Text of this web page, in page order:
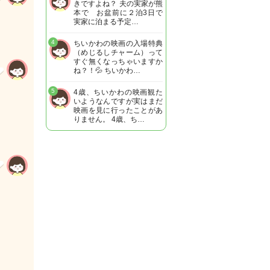
きですよね？ 夫の実家が熊
本で お盆前に２泊3日で
実家に泊まる予定…
ちいかわの映画の入場特典
（めじるしチャーム）って
すぐ無くなっちゃいますか
ね？！💦 ちいかわ…
4
4歳、ちいかわの映画観た
いようなんですが実はまだ
映画を見に行ったことがあ
りません。 4歳、ち…
5